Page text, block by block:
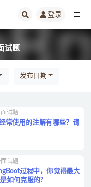
登录
试题
发布日期
试题
常使用的注解有哪些？请
试题
过程中，你觉得最大
如何克服的?